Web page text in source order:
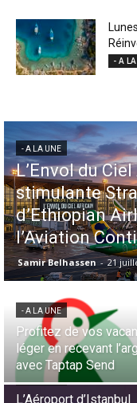
- A
- A LA UNE
dans
Samir
- A LA UNE
Aérien
la
- A LA UNE
l’étranger